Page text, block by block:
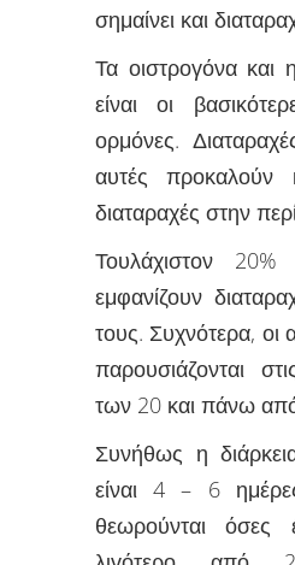
σημαίνει και
Τα οιστρογόνα και
είναι οι
ορμόνες.
αυτές προκαλούν
διαταραχές στην
Τουλάχιστον
εμφανίζουν
τους. Συχνότερα, οι
παρουσιάζονται
των 20 και πάνω
Συνήθως η
είναι 4 – 6
θεωρούνται όσες